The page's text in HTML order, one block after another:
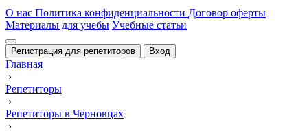
О нас Политика конфиденциальности Договор оферты
Материалы для учебы Учебные статьи
Регистрация для репетиторов Вход
Главная
›
Репетиторы
›
Репетиторы в Черновцах
›